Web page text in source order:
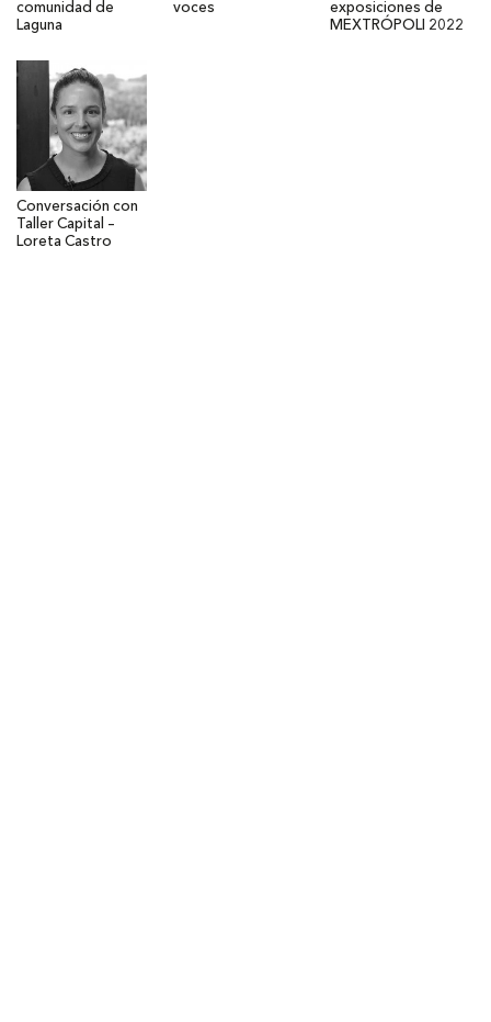
comunidad de
Laguna
voces
exposiciones de
MEXTRÓPOLI 2022
Conversación con
Taller Capital –
Loreta Castro